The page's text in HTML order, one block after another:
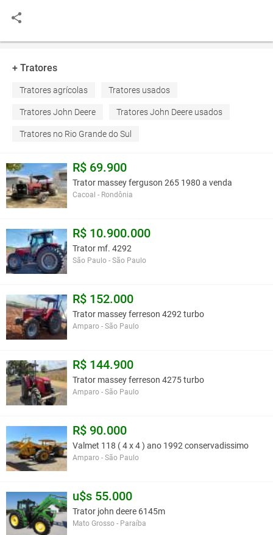
+ Tratores
Tratores agrícolas Tratores usados
Tratores John Deere Tratores John Deere usados
Tratores no Rio Grande do Sul
R$ 69.900
Trator massey ferguson 265 1980 a venda
Cacoal - Rondônia
R$ 10.900.000
Trator mf. 4292
São Paulo - São Paulo
R$ 152.000
Trator massey ferreson 4292 turbo
Amparo - São Paulo
R$ 144.900
Trator massey ferreson 4275 turbo
Amparo - São Paulo
R$ 90.000
Valmet 118 ( 4 x 4 ) ano 1992 conservadissimo
Amparo - São Paulo
u$s 55.000
Trator john deere 6145m
Mato Grosso - Paraíba